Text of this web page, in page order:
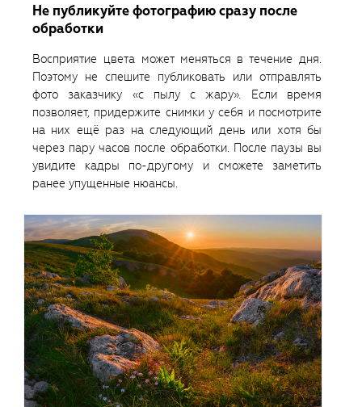
Не публикуйте фотографию сразу после
обработки
Восприятие цвета может меняться в течение дня.
Поэтому не спешите публиковать или отправлять
фото заказчику «с пылу с жару». Если время
позволяет, придержите снимки у себя и посмотрите
на них ещё раз на следующий день или хотя бы
через пару часов после обработки. После паузы вы
увидите кадры по-другому и сможете заметить
ранее упущенные нюансы.